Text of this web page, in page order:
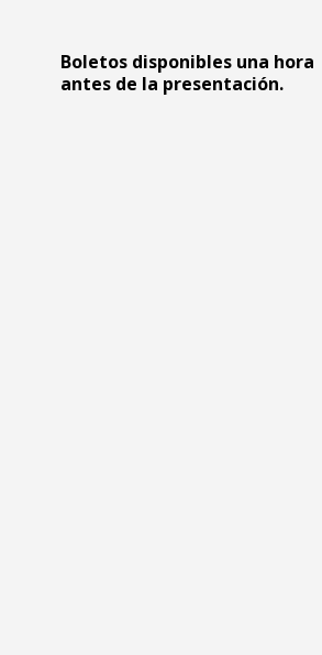
Boletos disponibles una hora
antes de la presentación.